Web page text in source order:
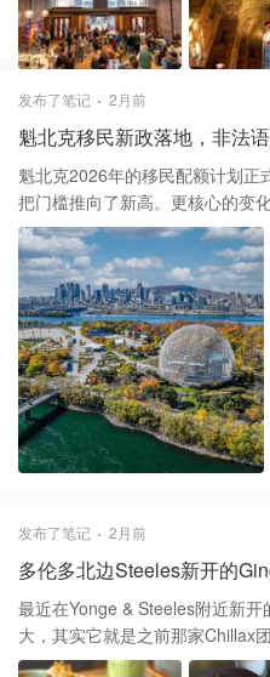
是第一次参加，建议选一两个重
在路上。 5月25号星期一就是维多利亚日，Ashbridges Bay的烟花
秀是老传统了，通常晚上10点准
点沙滩上就全是人了。如果不喜
儿，体感会好很多。 如果你是体育迷，这周三20号晚上有Marlies的
季后赛，周六23号蓝鸟队在
门一定要查好TTC和路况。
假日人流量大，市中心有些路段可能会临时
很多政府机构和大型超市在5月
求，记得在周末提前把冰箱填满。
发布了笔记 2月前
魁北克移民新政落地，非法
魁北克2026年的移民配额计划
把门槛推向了新高。更核心的变
语加分”彻底转向了“非法语不取”
目）成了目前的唯一通途，而且
几乎是硬性门槛，以前那种靠英
结束了。 虽然近期有消息称PEQ项目可能会有两年的缓冲
reopening，但不要被“重启”两个
要求却没半分松动，对于临时劳
CAQ都得考出Level 4的法语，这
你还在蒙特利尔指望通过某些“法
复盘一下手里的筹码。 说实话，与其在政策日益排他的魁省死磕，
不如算算时间成本。如果你法语
省份虽然也卷，但至少在语言赛
的窗口期做决定，远比原地观望要
发布了笔记 2月前
最近在Yonge & Steeles附近新
大，其实它就是之前那家Chillax
Brunch和晚餐。装修走的是那种